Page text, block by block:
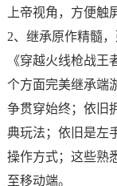
上帝视角，方便触
2、继承原作精髓
《穿越火线枪战
个方面完美继承端
争贯穿始终；依旧
典玩法；依旧是左
操作方式；这些熟
至移动端。